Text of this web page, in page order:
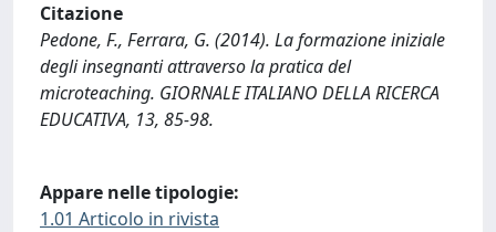
Citazione
Pedone, F., Ferrara, G. (2014). La formazione iniziale
degli insegnanti attraverso la pratica del
microteaching. GIORNALE ITALIANO DELLA RICERCA
EDUCATIVA, 13, 85-98.
Appare nelle tipologie:
1.01 Articolo in rivista